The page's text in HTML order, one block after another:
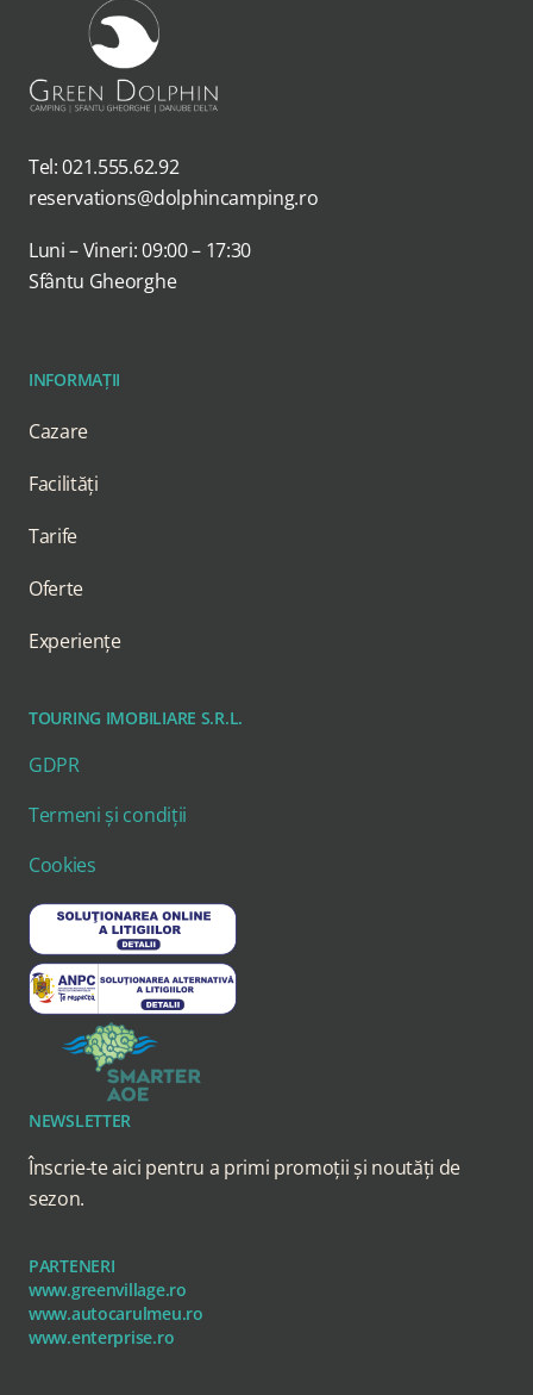
Tel: 021.555.62.92
reservations@dolphincamping.ro
Luni – Vineri: 09:00 – 17:30
Sfântu Gheorghe
INFORMAȚII
Cazare
Facilități
Tarife
Oferte
Experiențe
TOURING IMOBILIARE S.R.L.
GDPR
Termeni și condiții
Cookies
NEWSLETTER
Înscrie-te aici pentru a primi promoții și noutăți de
sezon.
PARTENERI
www.greenvillage.ro
www.autocarulmeu.ro
www.enterprise.ro